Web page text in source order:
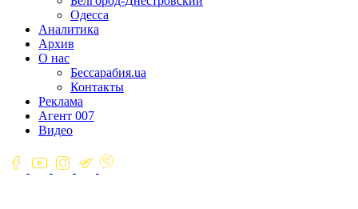
Одесса
Аналитика
Архив
О нас
Бессарабия.ua
Контакты
Реклама
Агент 007
Видео